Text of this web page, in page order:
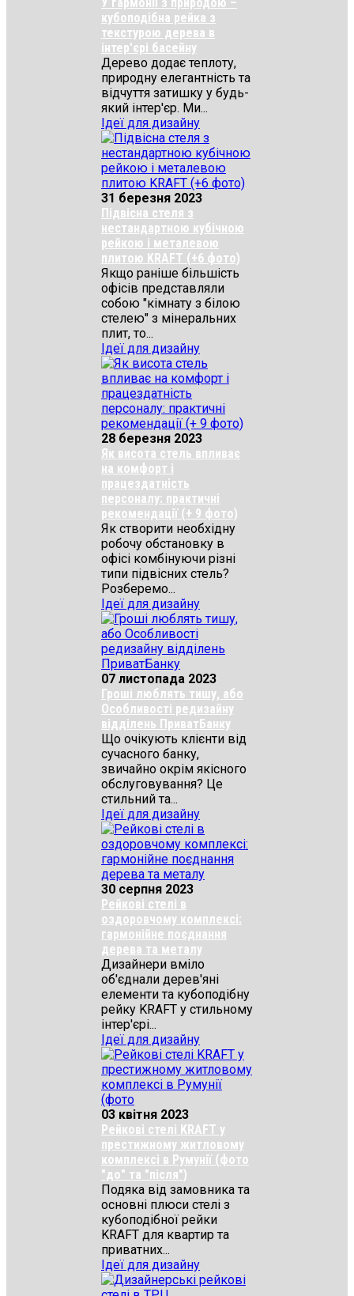
кубоподібна рейка з
текстурою дерева в
інтер'єрі басейну
Дерево додає теплоту,
природну елегантність та
відчуття затишку у будь-
який інтер'єр. Ми...
Ідеї для дизайну
31 березня 2023
Підвісна стеля з
нестандартною кубічною
рейкою і металевою
плитою KRAFT (+6 фото)
Якщо раніше більшість
офісів представляли
собою "кімнату з білою
стелею" з мінеральних
плит, то...
Ідеї для дизайну
28 березня 2023
Як висота стель впливає
на комфорт і
працездатність
персоналу: практичні
рекомендації (+ 9 фото)
Як створити необхідну
робочу обстановку в
офісі комбінуючи різні
типи підвісних стель?
Розберемо...
Ідеї для дизайну
07 листопада 2023
Гроші люблять тишу, або
Особливості редизайну
відділень ПриватБанку
Що очікують клієнти від
сучасного банку,
звичайно окрім якісного
обслуговування? Це
стильний та...
Ідеї для дизайну
30 серпня 2023
Рейкові стелі в
оздоровчому комплексі:
гармонійне поєднання
дерева та металу
Дизайнери вміло
об'єднали дерев'яні
елементи та кубоподібну
рейку KRAFT у стильному
інтер'єрі...
Ідеї для дизайну
03 квітня 2023
Рейкові стелі KRAFT у
престижному житловому
комплексі в Румунії (фото
"до" та "після")
Подяка від замовника та
основні плюси стелі з
кубоподібної рейки
KRAFT для квартир та
приватних...
Ідеї для дизайну